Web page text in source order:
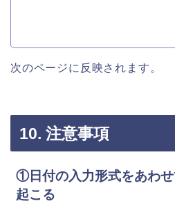
次のページに反映されます。
10. 注意事項
①日付の入力形式をあわ
起こる